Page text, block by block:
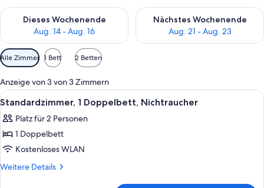
Dieses Wochenende
Aug. 14 - Aug. 16
Überprüfe die Verfügbarkeit für dieses Wochenende, Aug. 14
Nächstes Wochenende
Aug. 21 - Aug. 23
Überprüfe die Verfügbarkeit
Verfügbare
Filter
für
Zimmer
Alle Zimmer 1 Bett 2 Betten
Anzeige von 3 von 3 Zimmern
Alle
Fotos
für
Standardzimmer,
1
Doppelbett,
Ein Hotelzimmer mit einem Bett,
6
Standardzimmer, 1 Doppelbett, Nichtraucher
Platz für 2 Personen
1 Doppelbett
Kostenloses WLAN
Weitere Details
Weitere